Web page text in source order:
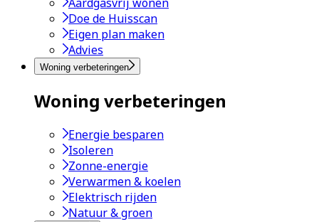
Aardgasvrij wonen
Doe de Huisscan
Eigen plan maken
Advies
Woning verbeteringen
Woning verbeteringen
Energie besparen
Isoleren
Zonne-energie
Verwarmen & koelen
Elektrisch rijden
Natuur & groen